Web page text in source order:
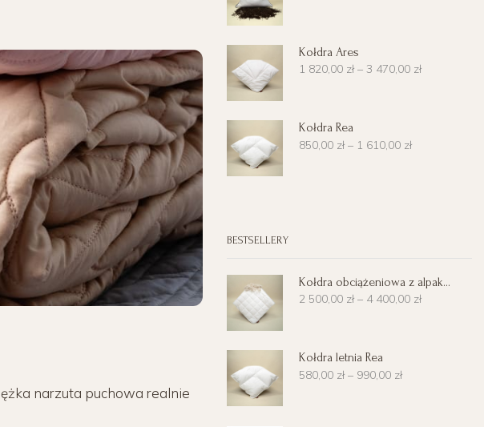
narzuta puchowa realnie
Kołdra Ares
1 820,00 zł – 3 470,00 zł
Kołdra Rea
850,00 zł – 1 610,00 zł
BESTSELLERY
Kołdra obciążeniowa z alpaki Gaja
2 500,00 zł – 4 400,00 zł
Kołdra letnia Rea
580,00 zł – 990,00 zł